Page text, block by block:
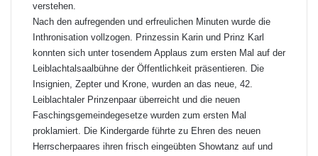
verstehen.
Nach den aufregenden und erfreulichen Minuten wurde die
Inthronisation vollzogen. Prinzessin Karin und Prinz Karl
konnten sich unter tosendem Applaus zum ersten Mal auf der
Leiblachtalsaalbühne der Öffentlichkeit präsentieren. Die
Insignien, Zepter und Krone, wurden an das neue, 42.
Leiblachtaler Prinzenpaar überreicht und die neuen
Faschingsgemeindegesetze wurden zum ersten Mal
proklamiert. Die Kindergarde führte zu Ehren des neuen
Herrscherpaares ihren frisch eingeübten Showtanz auf und